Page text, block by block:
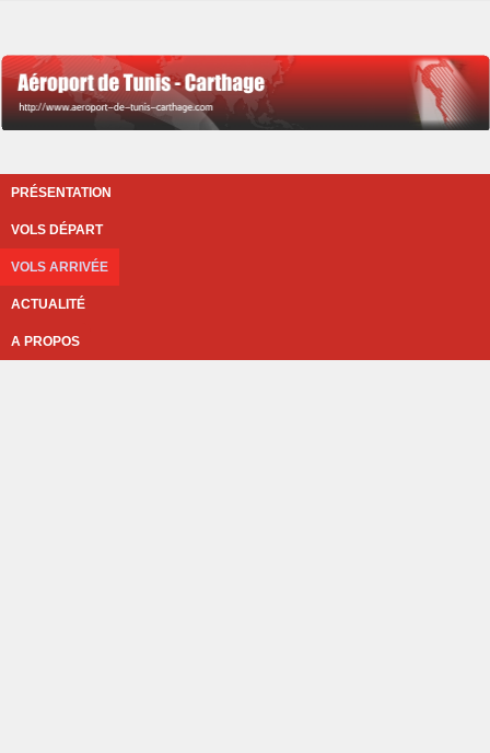
PRÉSENTATION
VOLS DÉPART
VOLS ARRIVÉE
ACTUALITÉ
A PROPOS